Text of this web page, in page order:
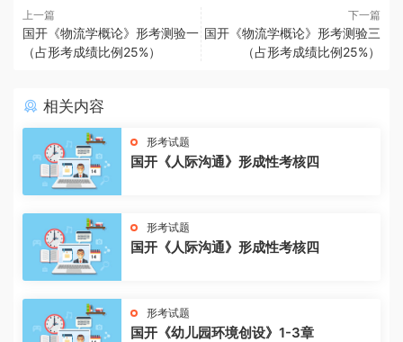
上一篇
国开《物流学概论》形考测验一
（占形考成绩比例25%）
下一篇
国开《物流学概论》形考测验三
（占形考成绩比例25%）
相关内容
形考试题
国开《人际沟通》形成性考核四
形考试题
国开《人际沟通》形成性考核四
形考试题
国开《幼儿园环境创设》1-3章